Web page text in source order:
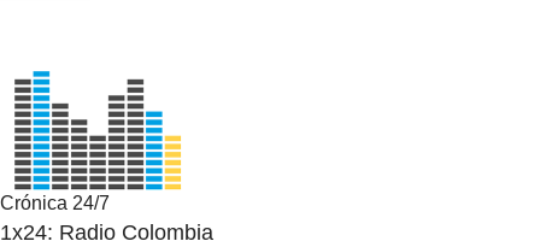
Crónica 24/7
1x24: Radio Colombia